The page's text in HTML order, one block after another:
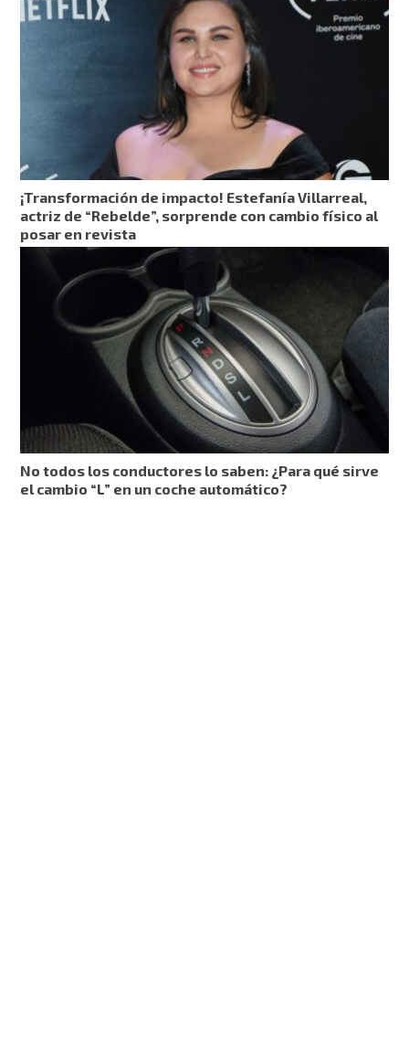
¡Transformación de impacto! Estefanía Villarreal,
actriz de “Rebelde”, sorprende con cambio físico al
posar en revista
No todos los conductores lo saben: ¿Para qué sirve
el cambio “L” en un coche automático?